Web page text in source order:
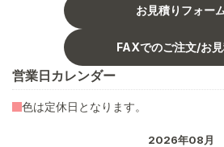
お見積りフォー
FAXでのご注文/お見
営業日カレンダー
2026年08月
色は定休日となります。